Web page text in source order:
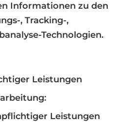
Informationen zu den
, Tracking-,
Technologien.
Leistungen
Leistungen